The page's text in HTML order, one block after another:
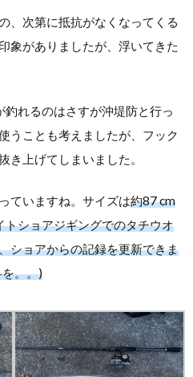
、次第に抵抗がなくなってくる
象がありましたが、浮いてきた
れるのはさすが沖堤防と行っ
うことも考えましたが、フック
き上げてしまいました。
ていますね。サイズは約87 cm
ショアジギングでのタチウオ
ショアからの記録を更新できま
。。)